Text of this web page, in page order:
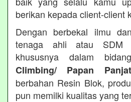
berikan kepada client-client
Dengan berbekal ilmu
tenaga ahli atau SDM
khususnya dalam
Climbing/ Papan
berbahan Resin Blok,
pun memilki kualitas yang